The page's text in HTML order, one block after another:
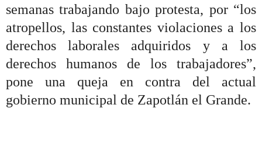
semanas trabajando bajo protesta, por “los
atropellos, las constantes violaciones a los
derechos laborales adquiridos y a los
derechos humanos de los trabajadores”,
pone una queja en contra del actual
gobierno municipal de Zapotlán el Grande.